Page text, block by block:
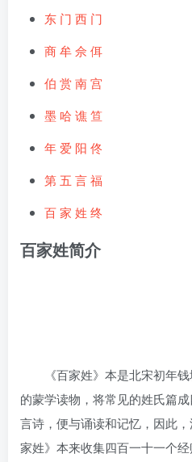
东 门 西 门
商牟佘 佴
伯 赏南 宫
墨 哈 谯笪
年 爱 阳 佟
第 五 言福
百家 姓 终
百家姓简介
《百家姓》本是北宋初年钱
的蒙学读物，将常见的姓氏篇
言诗，便与诵读和记忆，因此
家姓》本来收集四百一十一个